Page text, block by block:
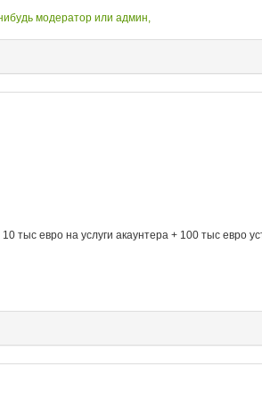
модератор или админ,
евро на услуги акаунтера + 100 тыс евро